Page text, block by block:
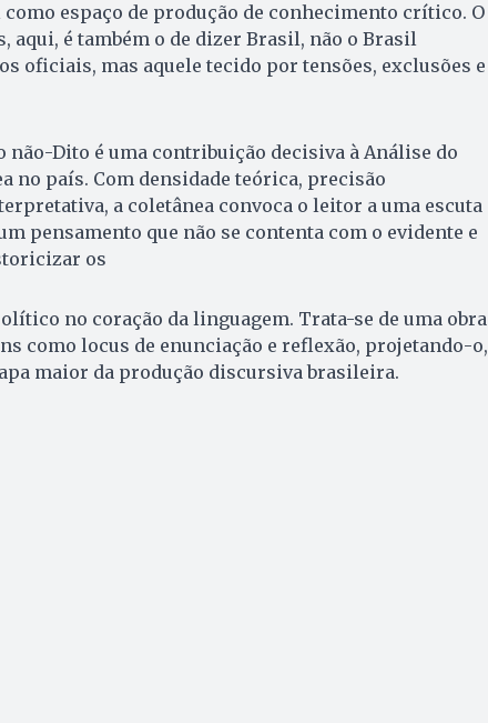
espaço de produção de conhecimento crítico. O
aqui, é também o de dizer Brasil, não o Brasil
oficiais, mas aquele tecido por tensões, exclusões e
não-Dito é uma contribuição decisiva à Análise do
no país. Com densidade teórica, precisão
a coletânea convoca o leitor a uma escuta
pensamento que não se contenta com o evidente e
os
no coração da linguagem. Trata-se de uma obra
como locus de enunciação e reflexão, projetando-o,
maior da produção discursiva brasileira.